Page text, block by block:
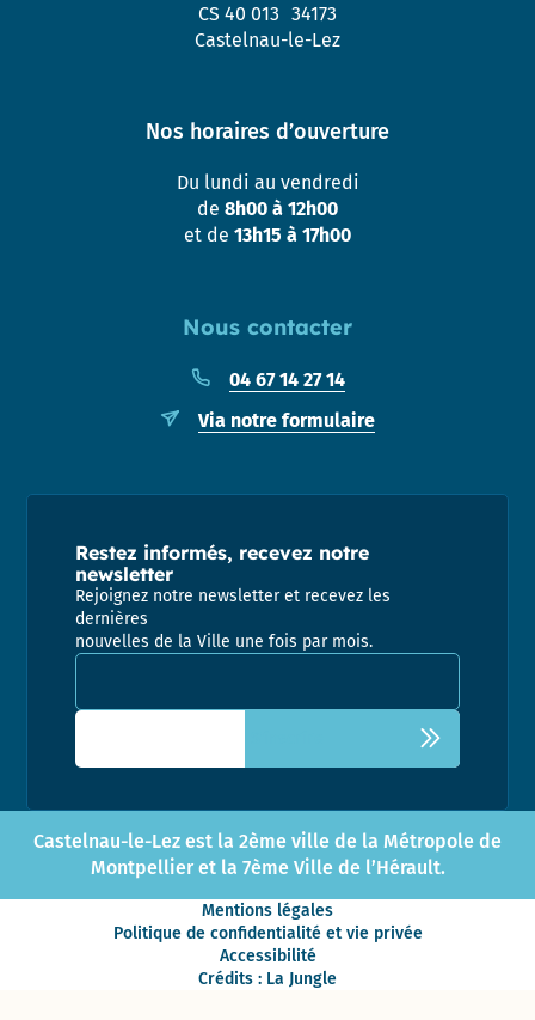
Nous contacter
04 67 14 27 14
Via notre formulaire
CS 40 013 34173
Castelnau-le-Lez
Nos horaires d’ouverture
Du lundi au vendredi
de 8h00 à 12h00
et de 13h15 à 17h00
Restez informés, recevez notre
newsletter
Rejoignez notre newsletter et recevez les
dernières
nouvelles de la Ville une fois par mois.
Adresse email pour la newsletter
Castelnau-le-Lez est la 2ème ville de la Métropole de
Montpellier et la 7ème Ville de l’Hérault.
Mentions légales
Politique de confidentialité et vie privée
Accessibilité
Crédits : La Jungle